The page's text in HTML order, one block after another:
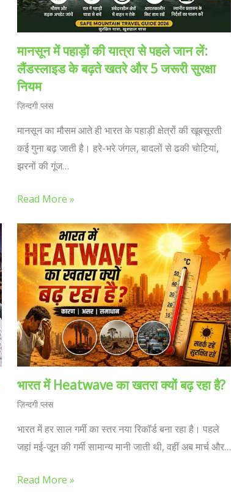
मानसून में पहाड़ों की यात्रा से पहले जान लें:
लैंडस्लाइड के बढ़ते खतरे और 5 जरूरी सुरक्षा
नियम
ज़िन्दगी प्लस
मानसून का मौसम आते ही भारत के पहाड़ी क्षेत्रों की खूबसूरती
कई गुना बढ़ जाती है। हरे-भरे जंगल, बादलों से ढकी चोटियां,
झरनों की गूंज…
Read More »
भारत में Heatwave का खतरा क्यों बढ़ रहा है?
ज़िन्दगी प्लस
भारत में हर साल गर्मी का स्तर नया रिकॉर्ड बना रहा है। पहले
जहां मई-जून की गर्मी सामान्य मानी जाती थी, वहीं अब मार्च और…
Read More »